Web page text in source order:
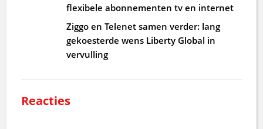
flexibele abonnementen tv en internet
Ziggo en Telenet samen verder: lang
gekoesterde wens Liberty Global in
vervulling
Reacties